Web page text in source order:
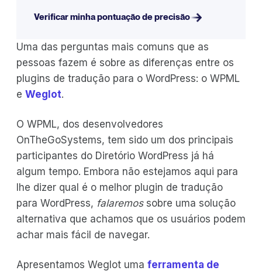
Uma das perguntas mais comuns que as
pessoas fazem é sobre as diferenças entre os
plugins de tradução para o WordPress: o WPML
e Weglot.
O WPML, dos desenvolvedores
OnTheGoSystems, tem sido um dos principais
participantes do Diretório WordPress já há
algum tempo. Embora não estejamos aqui para
lhe dizer qual é o melhor plugin de tradução
para WordPress, falaremossobre uma solução
alternativa que achamos que os usuários podem
achar mais fácil de navegar.
Apresentamos Weglot uma ferramenta de
Verificar minha pontuação de precisão